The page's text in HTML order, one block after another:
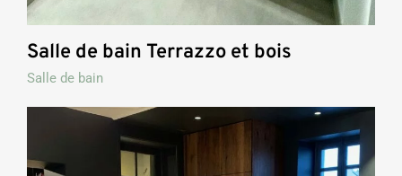
Salle de bain Terrazzo et bois
Salle de bain